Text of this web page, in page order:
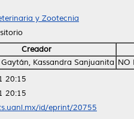
y Zootecnia
Creador
Kassandra Sanjuanita NO
20:15
20:15
id/eprint/20755